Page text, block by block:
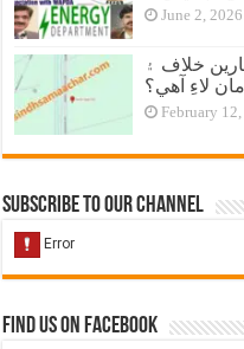
June 2, 2026
خلاف ۽
لاءِ آهي؟
February
Subscribe to our Channel
Find us on Facebook